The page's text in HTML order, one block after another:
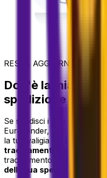
RESTA AGGIORNATO - IN
Dov'è la mia
spedizione con
Se spedisci i tuoi bagagli in
Eurosender, tracciarli è
la tua valigia o il tuo
tracciamento univoco
tracciamento per seguire in
della tua spedizione e